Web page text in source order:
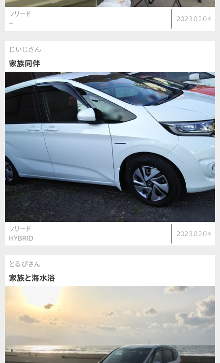
フリード
＋
2023.02.04
じいじさん
家族同伴
フリード
HYBRID
2023.02.04
とるぴさん
家族と海水浴